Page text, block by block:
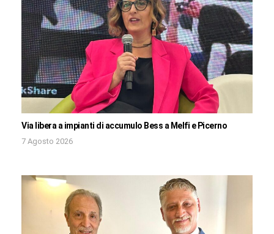
Via libera a impianti di accumulo Bess a Melfi e Picerno
7 Agosto 2026